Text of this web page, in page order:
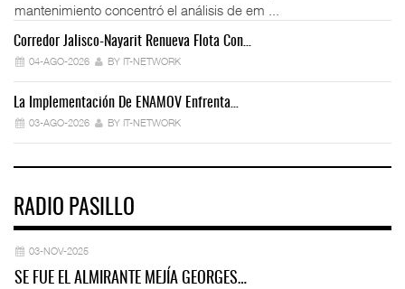
mantenimiento concentró el análisis de em ...
Corredor Jalisco-Nayarit Renueva Flota Con…
04-AGO-2026 BY IT-NETWORK
La Implementación De ENAMOV Enfrenta…
03-AGO-2026 BY IT-NETWORK
RADIO PASILLO
03-NOV-2025
SE FUE EL ALMIRANTE MEJÍA GEORGES…